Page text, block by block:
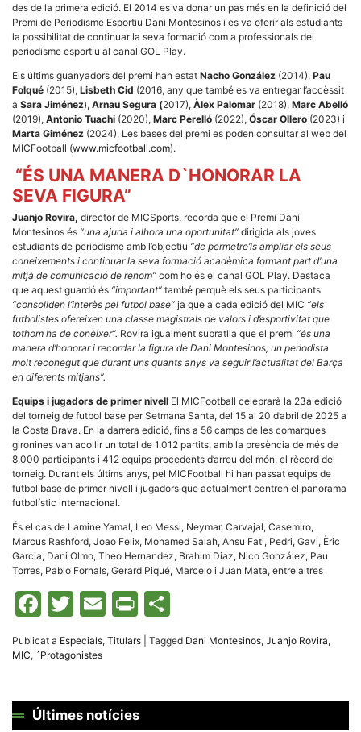
des de la primera edició. El 2014 es va donar un pas més en la definició del
Premi de Periodisme Esportiu Dani Montesinos i es va oferir als estudiants
la possibilitat de continuar la seva formació com a professionals del
periodisme esportiu al canal GOL Play.
Els últims guanyadors del premi han estat Nacho González (2014), Pau
Folqué (2015), Lisbeth Cid (2016, any que també es va entregar l’accèssit
a Sara Jiménez), Arnau Segura (2017), Àlex Palomar (2018), Marc Abelló
(2019), Antonio Tuachi (2020), Marc Perelló (2022), Óscar Ollero (2023) i
Marta Giménez (2024). Les bases del premi es poden consultar al web del
MICFootball (www.micfootball.com).
“ÉS UNA MANERA D`HONORAR LA
SEVA FIGURA”
Juanjo Rovira, director de MICSports, recorda que el Premi Dani
Montesinos és “una ajuda i alhora una oportunitat” dirigida als joves
estudiants de periodisme amb l’objectiu “de permetre’ls ampliar els seus
coneixements i continuar la seva formació acadèmica formant part d’una
mitjà de comunicació de renom” com ho és el canal GOL Play. Destaca
que aquest guardó és “important” també perquè els seus participants
“consoliden l’interès pel futbol base” ja que a cada edició del MIC “els
futbolistes ofereixen una classe magistrals de valors i d’esportivitat que
tothom ha de conèixer”. Rovira igualment subratlla que el premi “és una
manera d’honorar i recordar la figura de Dani Montesinos, un periodista
molt reconegut que durant uns quants anys va seguir l’actualitat del Barça
en diferents mitjans”.
Equips i jugadors de primer nivell El MICFootball celebrarà la 23a edició
del torneig de futbol base per Setmana Santa, del 15 al 20 d’abril de 2025 a
la Costa Brava. En la darrera edició, fins a 56 camps de les comarques
gironines van acollir un total de 1.012 partits, amb la presència de més de
8.000 participants i 412 equips procedents d’arreu del món, el rècord del
torneig. Durant els últims anys, pel MICFootball hi han passat equips de
futbol base de primer nivell i jugadors que actualment centren el panorama
futbolístic internacional.
És el cas de Lamine Yamal, Leo Messi, Neymar, Carvajal, Casemiro,
Marcus Rashford, Joao Felix, Mohamed Salah, Ansu Fati, Pedri, Gavi, Èric
Garcia, Dani Olmo, Theo Hernandez, Brahim Diaz, Nico González, Pau
Torres, Pablo Fornals, Gerard Piqué, Marcelo i Juan Mata, entre altres
Facebook
Twitter
Email
Print
Publicat a Especials, Titulars Tagged Dani Montesinos, Juanjo Rovira,
MIC, ´Protagonistes
Últimes notícies
Màrqueting
En compartir
els teus
mentre
navegues pel
nostre lloc
web
incrementes
la possibilitat
anuncis,
ofertes i